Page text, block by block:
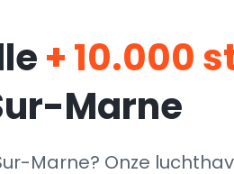
+ 10.000
Marne
Marne? Onze